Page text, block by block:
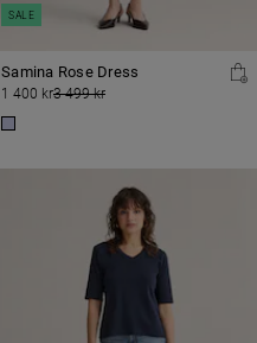
Samina Rose Dress
1 400 kr3 499 kr
SALE